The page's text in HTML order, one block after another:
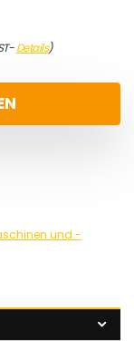
Details)
und -